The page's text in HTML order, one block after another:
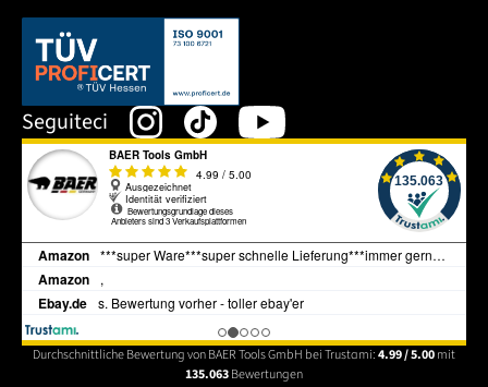
Dieser Link öffnet sich in einem neuen Tab.
Seguiteci
Durchschnittliche Bewertung von BAER Tools GmbH bei Trustami:4.99 / 5.00mit
135.063Bewertungen